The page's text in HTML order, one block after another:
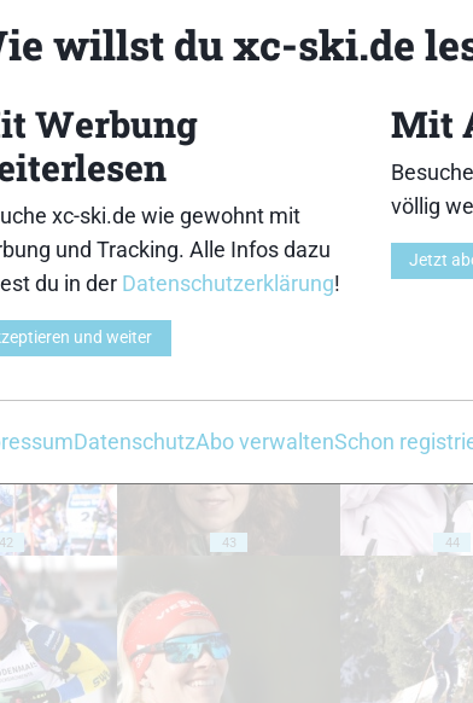
32
42 43 44
willst du xc-ski.de
Werbung
xc-ski.de wie gewohnt mit
und Tracking. Alle Infos dazu
du in der Datenschutzerklärung!
und weiter
Mit
völlig
Jetzt
DatenschutzAbo verwaltenSchon